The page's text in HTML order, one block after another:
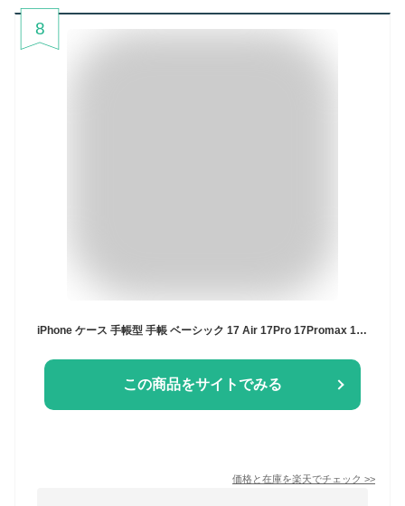
8
iPhone ケース 手帳型 手帳 ベーシック 17 Air 17Pro 17Promax 16e 16 16Plus 16Pro 16Promax 15 15Plus 15Pro 14 14Pro 14Plus 13 13mini 13Pro SE SE2 SE3 第3世代 第2世代 12 12mini 11 8 スマホケース 携帯 カバー 耐衝撃 マグネット ストラップ穴 アイフォン SE
この商品をサイトでみる
価格と在庫を楽天でチェック >>